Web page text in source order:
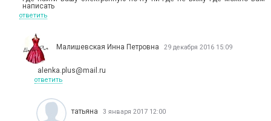
написать
ответить
Малишевская Инна Петровна 29 декабря 2016 15:09
alenka.plus@mail.ru
ответить
татьяна 3 января 2017 12:00